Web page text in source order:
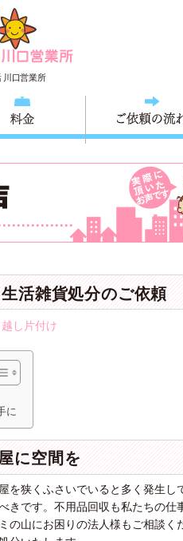
川口営業所
活雑貨処分のご依頼
越し片付け
に
に空間を
を狭くふさいでいると多く発生し
きです。不用品回収も私たちの仕
の山にお困りの法人様もご相談く